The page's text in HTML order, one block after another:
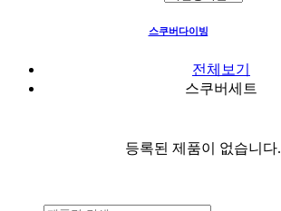
스쿠버다이빙
전체보기
스쿠버세트
등록된 제품이 없습니다.